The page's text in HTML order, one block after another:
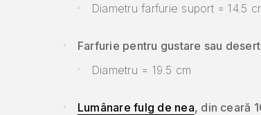
Diametru farfurie suport = 14.5
Farfurie pentru gustare sau
Diametru = 19.5 cm
Lumânare fulg de nea, din ceară